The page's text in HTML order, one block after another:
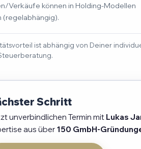
Verkäufe können in Holding-Modellen
ist abhängig von Deiner
Schritt
unverbindlichen Termin mit Lukas
aus über 150 GmbH-